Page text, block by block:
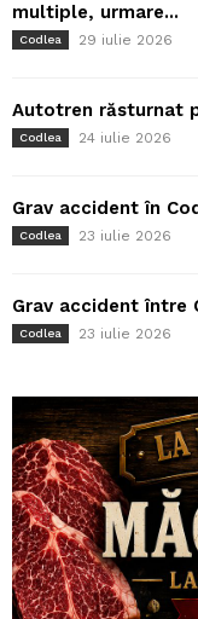
multiple, urmare...
Codlea 29 iulie 2026
Autotren răsturnat
Codlea 24 iulie 2026
Grav accident în
Codlea 23 iulie 2026
Grav accident între
Codlea 23 iulie 2026